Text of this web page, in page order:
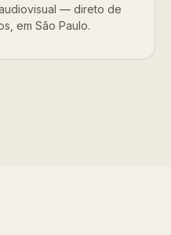
— direto de
em São Paulo.